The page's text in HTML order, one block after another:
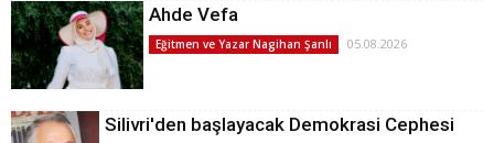
Ahde Vefa
Eğitmen ve Yazar Nagihan Şanlı 05.08.2026
Silivri'den başlayacak Demokrasi Cephesi